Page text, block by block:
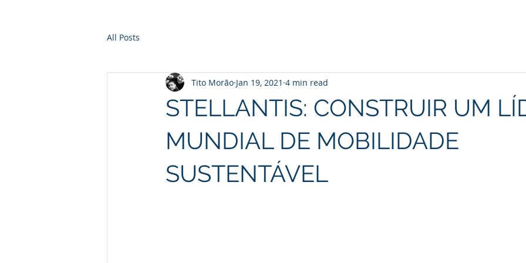
All Posts
STELLANTIS: CONSTRUIR UM
MUNDIAL DE MOBILIDADE
SUSTENTÁVEL
Tito Morão Jan 19, 2021 4 min read